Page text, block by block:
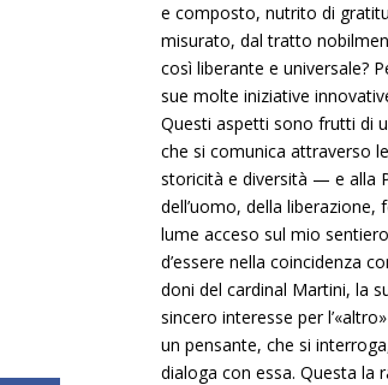
e composto, nutrito di
misurato, dal tratto
così liberante e universale?
sue molte iniziative
Questi aspetti sono frutti di
che si comunica attraverso
storicità e diversità — e alla
dell’uomo, della
lume acceso sul mio
d’essere nella coincidenza
doni del cardinal Martini, la
sincero interesse per
un pensante, che si
dialoga con essa. Questa la